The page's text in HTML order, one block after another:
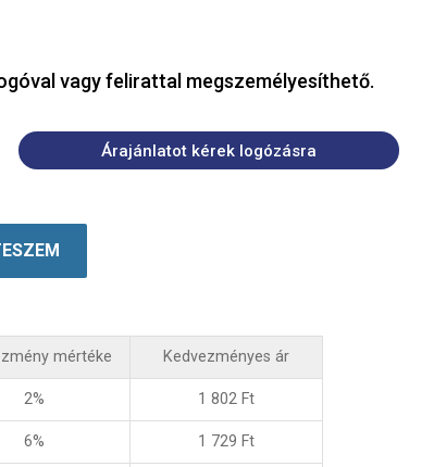
vagy felirattal megszemélyesíthető.
Árajánlatot kérek logózásra
mértéke Kedvezményes ár
2% 1 802 Ft
6% 1 729 Ft